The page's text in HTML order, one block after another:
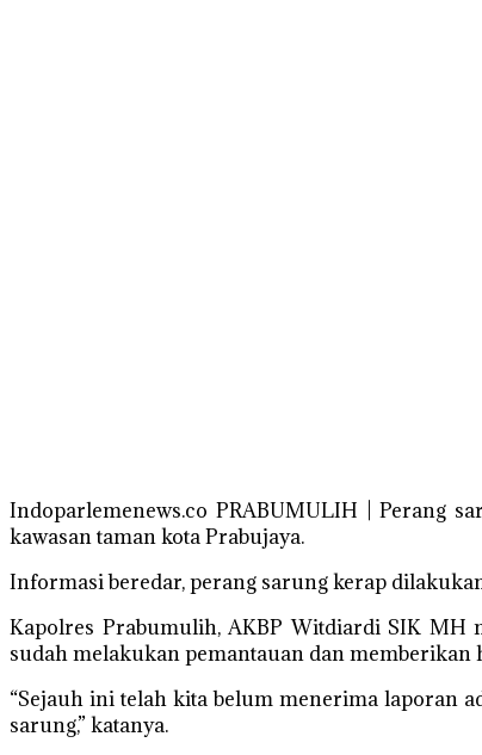
Indoparlemenews.co PRABUMULIH | Perang
kawasan taman kota Prabujaya.
Informasi beredar, perang sarung kerap
Kapolres Prabumulih, AKBP Witdiardi SIK MH
sudah melakukan pemantauan dan memberikan
“Sejauh ini telah kita belum menerima laporan
sarung,” katanya.